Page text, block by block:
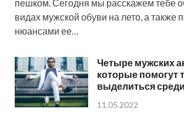
пешком. Сегодня мы расскажем тебе
видах мужской обуви на лето, а также
нюансами ее…
Четыре мужских
которые помогут
выделиться
11.05.2022